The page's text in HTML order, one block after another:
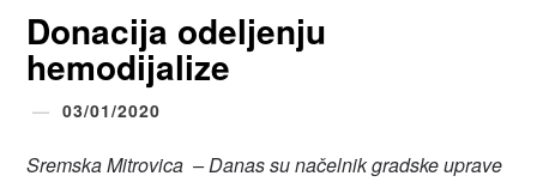
Donacija odeljenju
hemodijalize
03/01/2020
Sremska Mitrovica – Danas su načelnik gradske uprave